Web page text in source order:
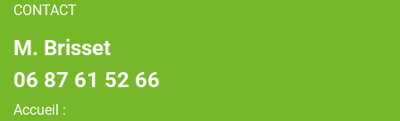
CONTACT
M. Brisset
06 87 61 52 66
Accueil :